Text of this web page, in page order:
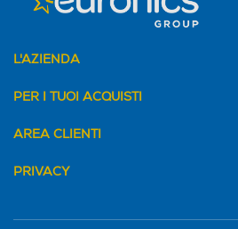
L'AZIENDA
PER I TUOI ACQUISTI
AREA CLIENTI
PRIVACY